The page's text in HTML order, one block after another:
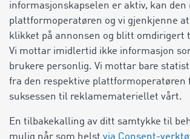
informasjonskapselen er aktiv, kan den
plattformoperatøren og vi gjenkjenne
klikket på annonsen og blitt omdirigert
Vi mottar imidlertid ikke informasjon
brukere personlig. Vi mottar bare
fra den respektive plattformoperatøren
suksessen til reklamemateriellet vårt.
En tilbakekalling av ditt samtykke til
mulig når som helst via Consent-